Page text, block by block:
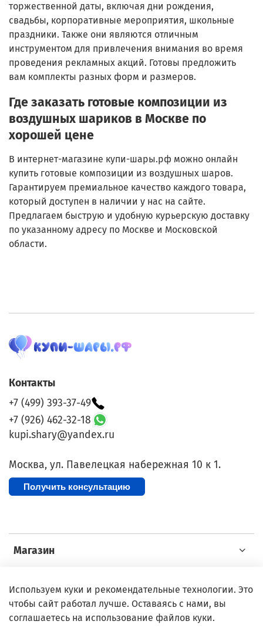
торжественной даты, включая дни рождения,
свадьбы, корпоративные мероприятия, школьные
праздники. Также они являются отличным
инструментом для привлечения внимания во время
проведения рекламных акций. Готовы предложить
вам комплекты разных форм и размеров.
Где заказать готовые композиции из
воздушных шариков в Москве по
хорошей цене
В интернет-магазине купи-шары.рф можно онлайн
купить готовые композиции из воздушных шаров.
Гарантируем премиальное качество каждого товара,
который доступен в наличии у нас на сайте.
Предлагаем быструю и удобную курьерскую доставку
по указанному адресу по Москве и Московской
области.
Магазин
Покупателю
Контакты
+7 (499) 393-37-49
+7 (926) 462-32-18
kupi.shary@yandex.ru
Москва, ул. Павелецкая набережная 10 к 1.
Получить консультацию
ИП: Дмитриева Анастасия Сергеевна
Используем куки и рекомендательные технологии. Это
чтобы сайт работал лучше. Оставаясь с нами, вы
соглашаетесь на использование файлов куки.